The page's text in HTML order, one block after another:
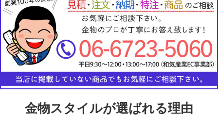
金物スタイルが選ばれる理由